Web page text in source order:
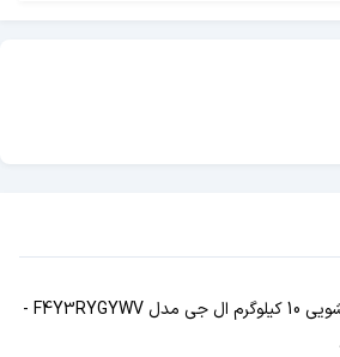
ماشین لباسشویی 10 کیلوگرم ال جی مدل F4Y3RYGYWV -